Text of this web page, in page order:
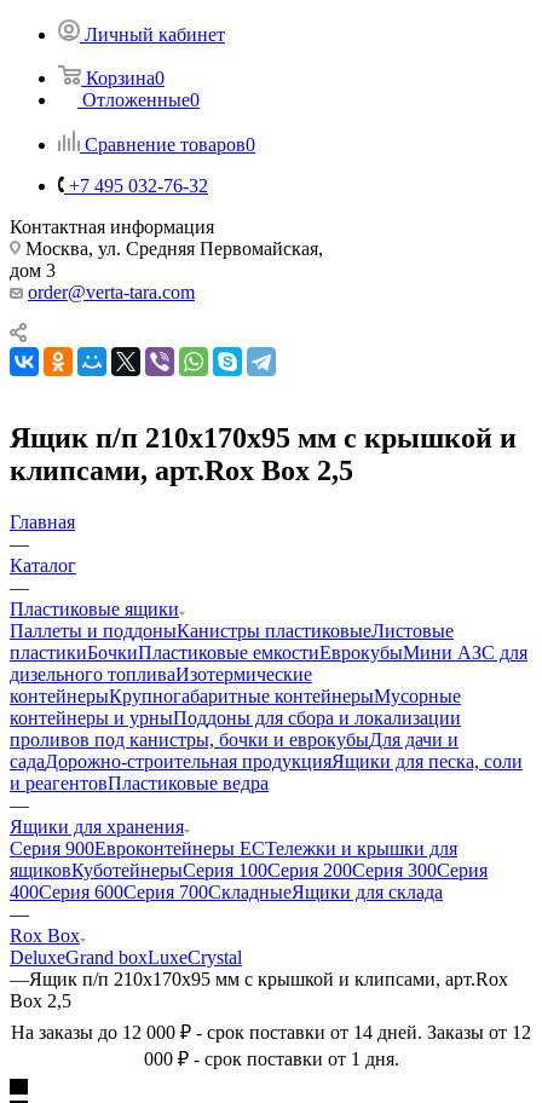
Личный кабинет
Корзина0
Отложенные0
Сравнение товаров0
+7 495 032-76-32
Контактная информация
Москва, ул. Средняя Первомайская,
дом 3
order@verta-tara.com
Ящик п/п 210х170х95 мм с крышкой и
клипсами, арт.Rox Box 2,5
Главная
—
Каталог
—
Пластиковые ящики
Паллеты и поддоныКанистры пластиковыеЛистовые
пластикиБочкиПластиковые емкостиЕврокубыМини АЗС для
дизельного топливаИзотермические
контейнерыКрупногабаритные контейнерыМусорные
контейнеры и урныПоддоны для сбора и локализации
проливов под канистры, бочки и еврокубыДля дачи и
садаДорожно-строительная продукцияЯщики для песка, соли
и реагентовПластиковые ведра
—
Ящики для хранения
Серия 900Евроконтейнеры ЕСТележки и крышки для
ящиковКуботейнерыСерия 100Серия 200Серия 300Серия
400Серия 600Серия 700СкладныеЯщики для склада
—
Rox Box
DeluxeGrand boxLuxeСrystal
—Ящик п/п 210х170х95 мм с крышкой и клипсами, арт.Rox
Box 2,5
На заказы до 12 000 ₽ - срок поставки от 14 дней. Заказы от 12
000 ₽ - срок поставки от 1 дня.